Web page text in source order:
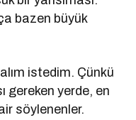
bazen büyük
istedim. Çünkü
gereken yerde, en
söylenenler.